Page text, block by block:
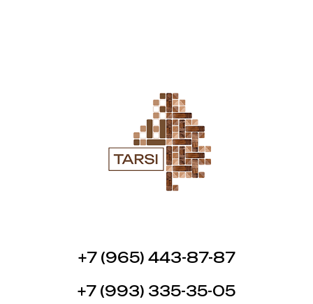
+7 (965) 443-87-87
+7 (993) 335-35-05